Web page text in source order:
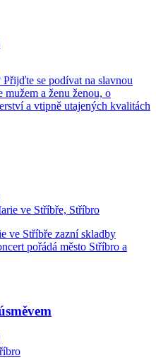
se podívat na slavnou
mužem a ženu ženou, o
a vtipně utajených kvalitách
ve Stříbře, Stříbro
ve Stříbře zazní skladby
pořádá město Stříbro a